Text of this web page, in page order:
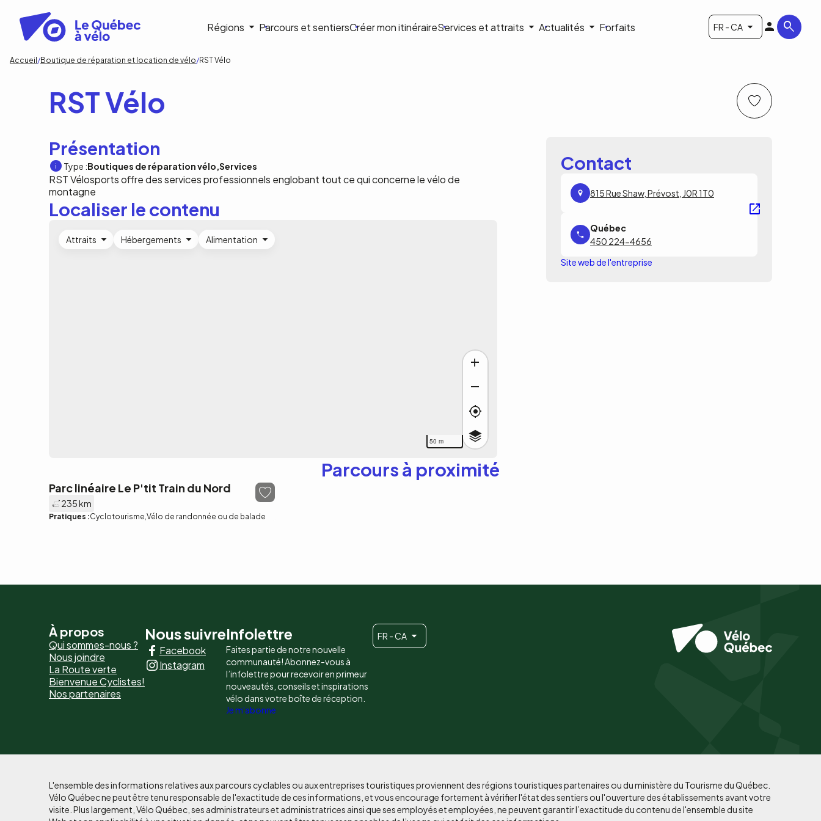
contenu
principal
Navigation
principale
Régions Parcours et sentiersCréer mon itinéraireServices et attraits Actualités Forfaits FR - CA
Fil
d'Ariane
Accueil Boutique de réparation et location de vélo RST Vélo
RST Vélo
Présentation
Type :Boutiques de réparation vélo Services
RST Vélosports offre des services professionnels englobant tout ce qui concerne le vélo de
montagne
Contact
815 Rue Shaw, Prévost, J0R 1T0
450 224-4656
Site web de l'entreprise
Localiser le contenu
50 m
Attraits Hébergements Alimentation
Parcours à proximité
Parc linéaire Le P'tit Train du Nord
235 km
Pratiques :Cyclotourisme Vélo de randonnée ou de balade
Pied
de
page
-
À propos
Qui sommes-nous ?
Nous joindre
La Route verte
Bienvenue Cyclistes!
Nos partenaires
Nous suivre
Facebook
Instagram
Infolettre
Faites partie de notre nouvelle
communauté! Abonnez-vous à
l’infolettre pour recevoir en primeur
nouveautés, conseils et inspirations
vélo dans votre boîte de réception.
Je m'abonne
FR - CA
L'ensemble des informations relatives aux parcours cyclables ou aux entreprises touristiques proviennent des régions touristiques partenaires ou du ministère du Tourisme du Québec.
Vélo Québec ne peut être tenu responsable de l'exactitude de ces informations, et vous encourage fortement à vérifier l'état des sentiers ou l'ouverture des établissements avant votre
visite. Plus largement, Vélo Québec, ses administrateurs et administratrices ainsi que ses employés et employées, ne peuvent garantir l’exactitude du contenu de l'ensemble du site